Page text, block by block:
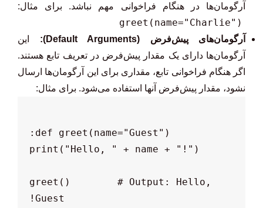
آرگومان‌ها در هنگام فراخوانی مهم نباشد. برای مثال:
greet(name="Charlie")
آرگومان‌های پیش‌فرض (Default Arguments):
این
آرگومان‌ها دارای یک مقدار پیش‌فرض در تعریف تابع هستند.
اگر هنگام فراخوانی تابع، مقداری برای این آرگومان‌ها ارسال
نشود، مقدار پیش‌فرض آنها استفاده می‌شود. برای مثال:
greet()        # Output: Hello,